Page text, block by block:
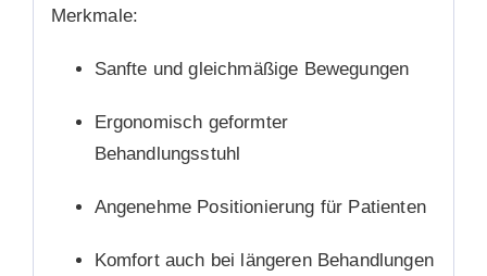
Merkmale:
Sanfte und gleichmäßige Bewegungen
Ergonomisch geformter
Behandlungsstuhl
Angenehme Positionierung für Patienten
Komfort auch bei längeren Behandlungen